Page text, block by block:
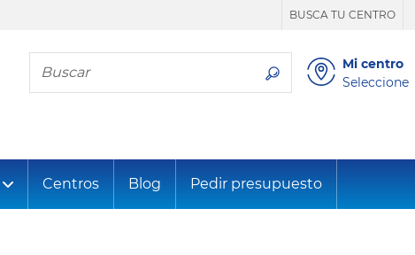
BUSCA TU CENTRO
Busca tu neumático
Mi centro
Seleccione
Centros Blog Pedir presupuesto